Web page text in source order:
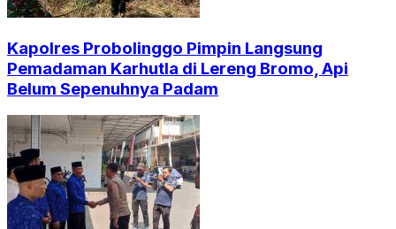
Kapolres Probolinggo Pimpin Langsung
Pemadaman Karhutla di Lereng Bromo, Api
Belum Sepenuhnya Padam